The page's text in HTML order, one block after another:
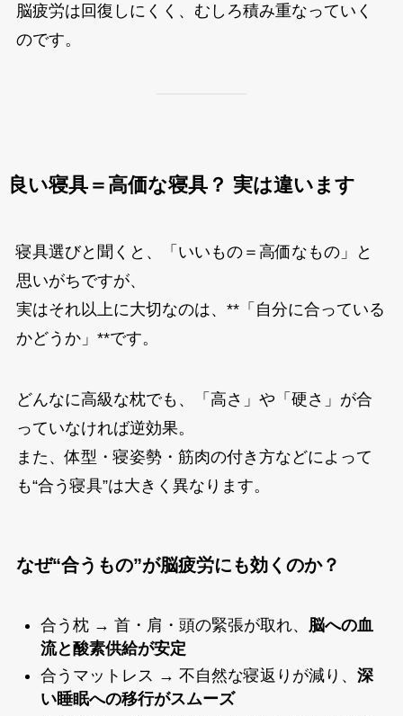
脳疲労は回復しにくく、むしろ積み重なっていく
のです。
良い寝具＝高価な寝具？ 実は違います
寝具選びと聞くと、「いいもの＝高価なもの」と
思いがちですが、
実はそれ以上に大切なのは、**「自分に合っている
かどうか」**です。
どんなに高級な枕でも、「高さ」や「硬さ」が合
っていなければ逆効果。
また、体型・寝姿勢・筋肉の付き方などによって
も“合う寝具”は大きく異なります。
なぜ“合うもの”が脳疲労にも効くのか？
合う枕 → 首・肩・頭の緊張が取れ、 脳への血
流と酸素供給が安定
合うマットレス → 不自然な寝返りが減り、 深
い睡眠への移行がスムーズ